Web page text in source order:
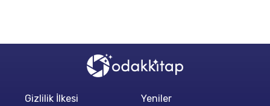
Gizlilik İlkesi
Yeniler